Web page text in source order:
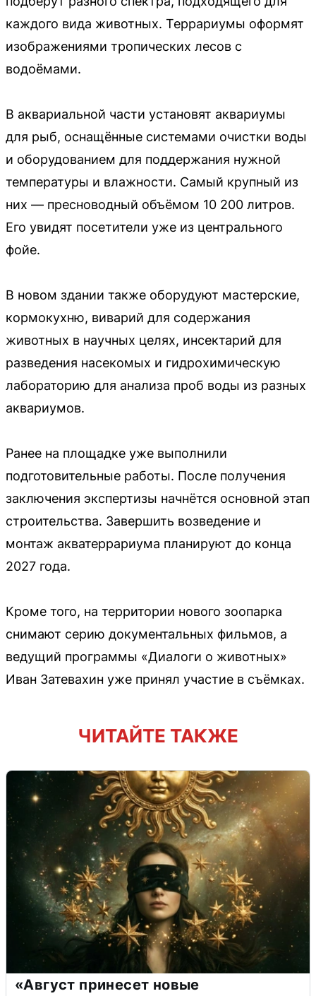
каждого вида животных. Террариумы оформят
изображениями тропических лесов с
водоёмами.
В аквариальной части установят аквариумы
для рыб, оснащённые системами очистки воды
и оборудованием для поддержания нужной
температуры и влажности. Самый крупный из
них — пресноводный объёмом 10 200 литров.
Его увидят посетители уже из центрального
фойе.
В новом здании также оборудуют мастерские,
кормокухню, виварий для содержания
животных в научных целях, инсектарий для
разведения насекомых и гидрохимическую
лабораторию для анализа проб воды из разных
аквариумов.
Ранее на площадке уже выполнили
подготовительные работы. После получения
заключения экспертизы начнётся основной этап
строительства. Завершить возведение и
монтаж акватеррариума планируют до конца
2027 года.
Кроме того, на территории нового зоопарка
снимают серию документальных фильмов, а
ведущий программы «Диалоги о животных»
Иван Затевахин уже принял участие в съёмках.
ЧИТАЙТЕ ТАКЖЕ
«Август принесет новые